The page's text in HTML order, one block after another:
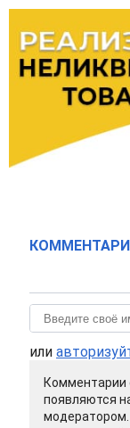
или
Комментарии
появляются